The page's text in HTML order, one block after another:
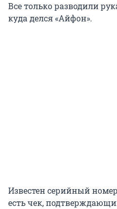
Все только разводили
куда делся «Айфон».
Известен серийный
есть чек,